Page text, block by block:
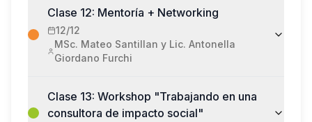
Clase 12: Mentoría + Networking
12/12
MSc. Mateo Santillan y Lic. Antonella
Giordano Furchi
Clase 13: Workshop "Trabajando en una
consultora de impacto social"